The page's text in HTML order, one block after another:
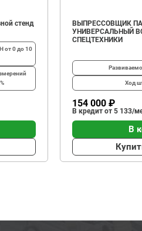
стенд
от 0 до 10
ВЫПРЕССОВЩИК
УНИВЕРСАЛЬНЫЙ
СПЕЦТЕХНИКИ
Ход
154 000 ₽
В кредит от 5 133/
В